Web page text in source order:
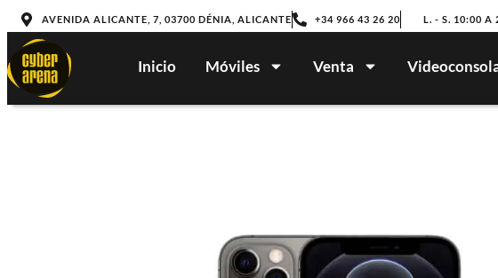
AVENIDA ALICANTE, 7, 03700 DÉNIA, ALICANTE +34 966 43 26 20 L. - S. 10:00 A
Inicio Móviles Venta